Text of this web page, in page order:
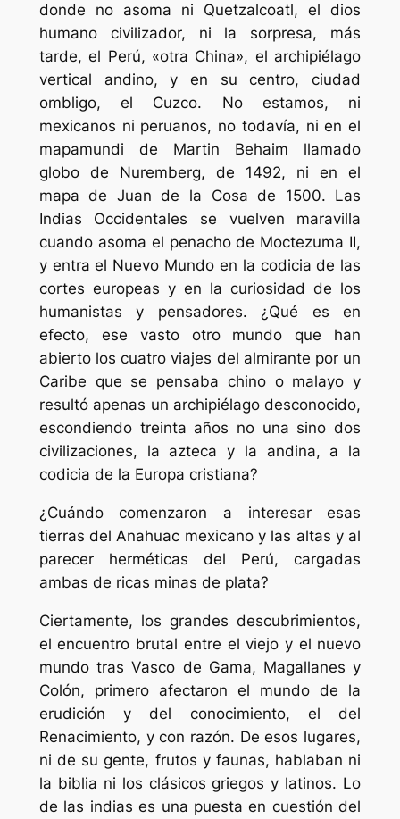
donde no asoma ni Quetzalcoatl, el dios
humano civilizador, ni la sorpresa, más
tarde, el Perú, «otra China», el archipiélago
vertical andino, y en su centro, ciudad
ombligo, el Cuzco. No estamos, ni
mexicanos ni peruanos, no todavía, ni en el
mapamundi de Martin Behaim llamado
globo de Nuremberg, de 1492, ni en el
mapa de Juan de la Cosa de 1500. Las
Indias Occidentales se vuelven maravilla
cuando asoma el penacho de Moctezuma II,
y entra el Nuevo Mundo en la codicia de las
cortes europeas y en la curiosidad de los
humanistas y pensadores. ¿Qué es en
efecto, ese vasto otro mundo que han
abierto los cuatro viajes del almirante por un
Caribe que se pensaba chino o malayo y
resultó apenas un archipiélago desconocido,
escondiendo treinta años no una sino dos
civilizaciones, la azteca y la andina, a la
codicia de la Europa cristiana?
¿Cuándo comenzaron a interesar esas
tierras del Anahuac mexicano y las altas y al
parecer herméticas del Perú, cargadas
ambas de ricas minas de plata?
Ciertamente, los grandes descubrimientos,
el encuentro brutal entre el viejo y el nuevo
mundo tras Vasco de Gama, Magallanes y
Colón, primero afectaron el mundo de la
erudición y del conocimiento, el del
Renacimiento, y con razón. De esos lugares,
ni de su gente, frutos y faunas, hablaban ni
la biblia ni los clásicos griegos y latinos. Lo
de las indias es una puesta en cuestión del